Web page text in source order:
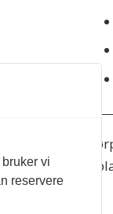
etter
Vær Varsom-
vi
reservere